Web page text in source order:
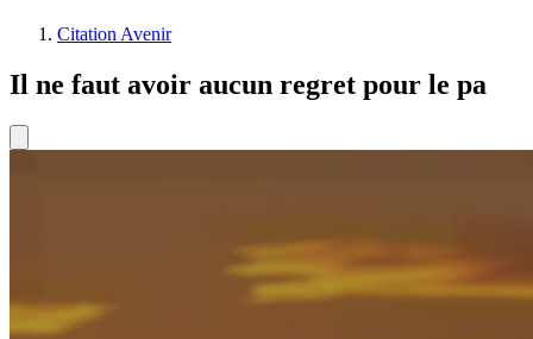
Citation Avenir
Il ne faut avoir aucun regret pour le pa